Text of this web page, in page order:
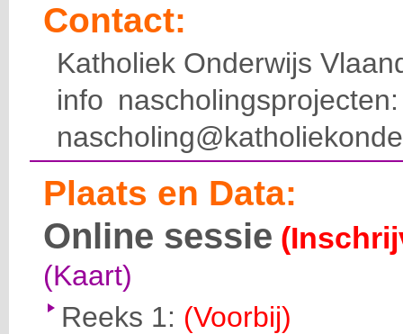
Contact:
Katholiek Onderwijs
info
Plaats en Data:
Online sessie
(Kaart)
Reeks 1: (Voorbij)